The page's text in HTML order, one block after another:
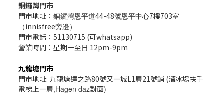
銅鑼灣門市
門市地址： 銅鑼灣恩平道44-48號恩平中心7樓703室
（ innisfree旁邊）
門市電話：51130715 (可whatsapp)
營業時間：星期一至日 12pm-9pm
九龍塘門市
門市地址: 九龍塘達之路80號又一城L1層21號舖 (溜冰場扶手
電梯上一層,Hagen daz對面)